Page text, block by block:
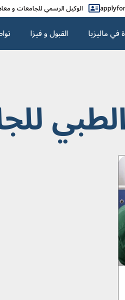
الوکیل الرسمي للجامعات و معاهد
في ماليزيا القبول و فیزا